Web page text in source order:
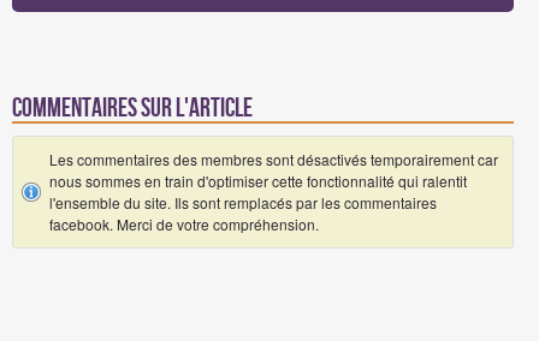
Commentaires sur l'article
Les commentaires des membres sont désactivés temporairement car
nous sommes en train d'optimiser cette fonctionnalité qui ralentit
l'ensemble du site. Ils sont remplacés par les commentaires
facebook. Merci de votre compréhension.